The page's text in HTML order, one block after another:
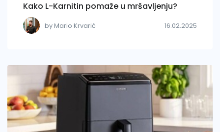
Kako L-Karnitin pomaže u mršavljenju?
by Mario Krvarić 16.02.2025